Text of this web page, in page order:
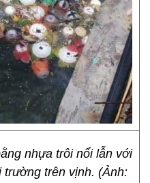
nhựa trôi nổi lẫn với
trường trên vịnh. (Ảnh: